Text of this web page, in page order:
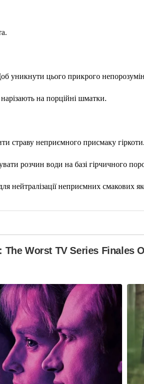
уникнути цього прикрого
на порційні шматки.
страву неприємного присмаку гіркоти.
розчин води на базі гірчичного
нейтралізації неприємних смакових